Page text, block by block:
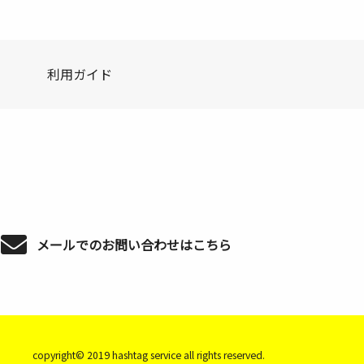
利用ガイド
メールでのお問い合わせはこちら
copyright© 2019 hashtag service all rights reserved.